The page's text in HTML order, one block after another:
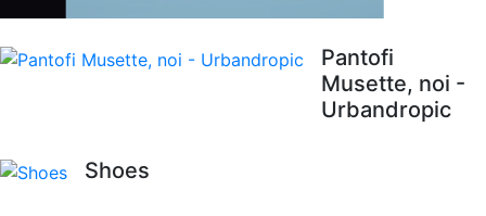
Pantofi
Musette, noi -
Urbandropic
Shoes